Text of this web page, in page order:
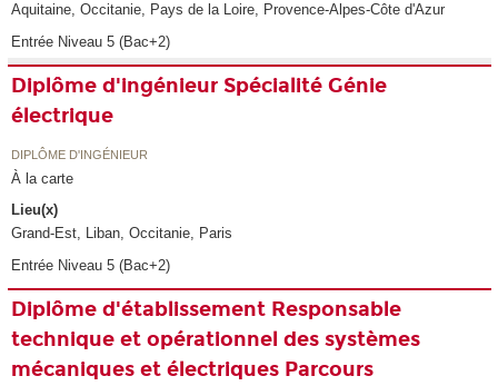
Aquitaine, Occitanie, Pays de la Loire, Provence-Alpes-Côte d'Azur
Entrée Niveau 5 (Bac+2)
Diplôme d'ingénieur Spécialité Génie
électrique
DIPLÔME D'INGÉNIEUR
À la carte
Lieu(x)
Grand-Est, Liban, Occitanie, Paris
Entrée Niveau 5 (Bac+2)
Diplôme d'établissement Responsable
technique et opérationnel des systèmes
mécaniques et électriques Parcours